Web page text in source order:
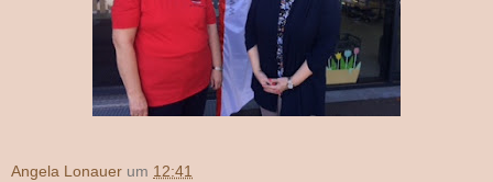
Angela Lonauer um 12:41